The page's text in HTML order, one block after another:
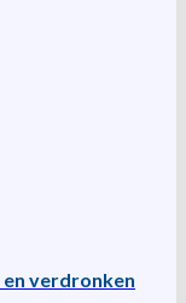
verdronken